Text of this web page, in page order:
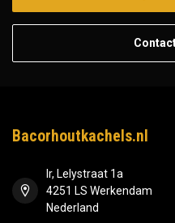
Bacorhoutkachels.nl
Ir, Lelystraat 1a
4251 LS Werkendam
Nederland